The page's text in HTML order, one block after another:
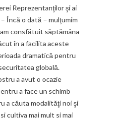
Reprezentanţilor şi ai
Încă o dată – mulţumim
consfătuit săptămâna
în a facilita aceste
dramatică pentru
globală.
a avut o ocazie
a face un schimb
a căuta modalităţi noi şi
cultiva mai mult si mai